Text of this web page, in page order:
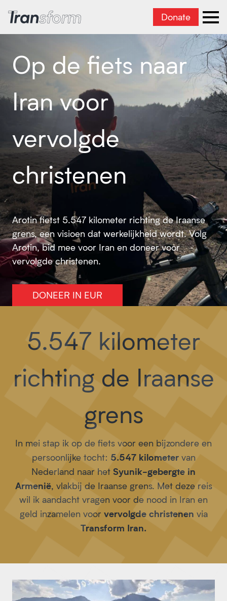
Iran transformeren Donate
Op de fiets naar
Iran voor
vervolgde
christenen
Arotin fietst 5.547 kilometer richting de Iraanse
grens, een visioen dat werkelijkheid wordt. Volg
Arotin, bid mee voor Iran en doneer voor
vervolgde christenen.
DONEER IN EUR
5.547 kilometer
richting de Iraanse
grens
In mei stap ik op de fiets voor een bijzondere en
persoonlijke tocht: 5.547 kilometervan
Nederland naar het Syunik-gebergte in
Armenië, vlakbij de Iraanse grens. Met deze reis
wil ik aandacht vragen voor de nood in Iran en
geld inzamelen voor vervolgde christenen via
Transform Iran.